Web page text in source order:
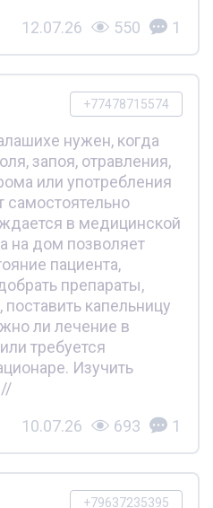
12.07.26 550 1
+77478715574
нужен, когда
запоя, отравления,
или употребления
самостоятельно
в медицинской
на дом позволяет
пациента,
препараты,
поставить капельницу
ли лечение в
требуется
Изучить
10.07.26 693 1
+79637235395